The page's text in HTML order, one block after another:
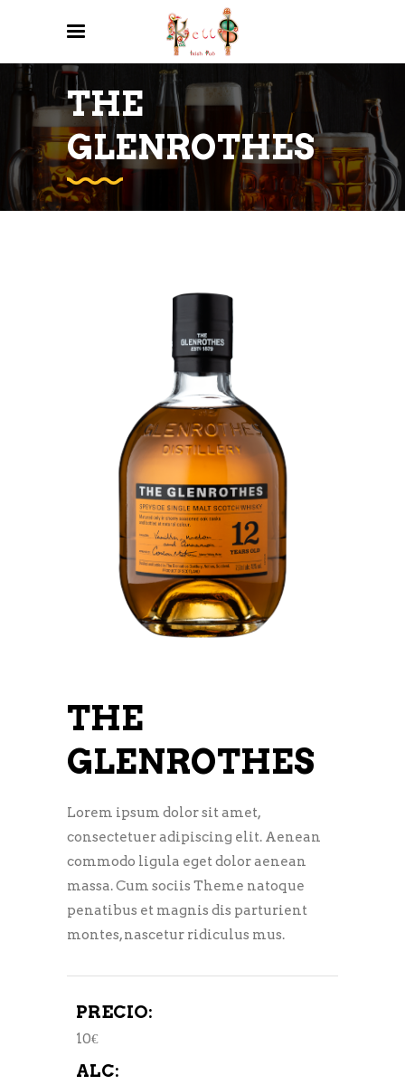
THE
GLENROTHES
THE
GLENROTHES
Lorem ipsum dolor sit amet,
consectetuer adipiscing elit. Aenean
commodo ligula eget dolor aenean
massa. Cum sociis Theme natoque
penatibus et magnis dis parturient
montes, nascetur ridiculus mus.
PRECIO:
10€
ALC: